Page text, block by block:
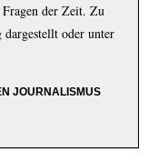
der Zeit. Zu
oder unter
JOURNALISMUS